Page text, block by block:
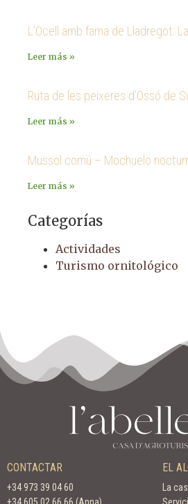
L’Ocell amb fama de Lladregot:
Leer más »
Ruta de les peixeres d’Ossó de
Leer más »
Mussol comú – Mochuelo
Leer más »
Categorías
Actividades
Turismo ornitológico
CONTACTAR
+34 973 39 04 60
EL
La